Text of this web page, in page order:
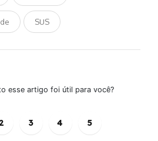
SUS
esse artigo foi útil para você?
3 4 5